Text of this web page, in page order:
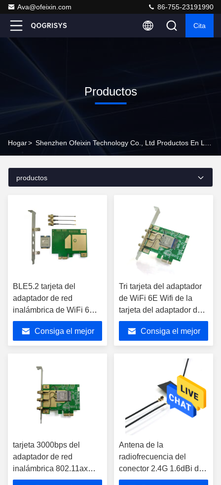
Ava@ofeixin.com 86-755-23191990
Cita
Productos
Hogar>
productos
BLE5.2 tarjeta del
adaptador de red
inalámbrica de WiFi 6E
QCA206X 3000Mbps de
la tarjeta de red
inalámbrica del PCI E
Consiga el mejor
Tri tarjeta del adaptador
de WiFi 6E Wifi de la
tarjeta del adaptador de
red inalámbrica de PCI
Express de la banda
Consiga el mejor
tarjeta 3000bps del
adaptador de red
inalámbrica 802.11ax
con el módulo de
Antena de la
radiofrecuencia del
conector 2.4G 1.6dBi del
remiendo IPEX de FPC